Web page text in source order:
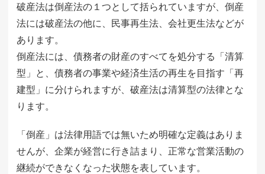
破産法は倒産法の１つとして括られていますが、倒産
法には破産法の他に、民事再生法、会社更生法などが
あります。
倒産法には、債務者の財産のすべてを処分する「清算
型」と、債務者の事業や経済生活の再生を目指す「再
建型」に分けられますが、破産法は清算型の法律とな
ります。
「倒産」は法律用語では無いため明確な定義はありま
せんが、企業が経営に行き詰まり、正常な営業活動の
継続ができなくなった状態を表しています。